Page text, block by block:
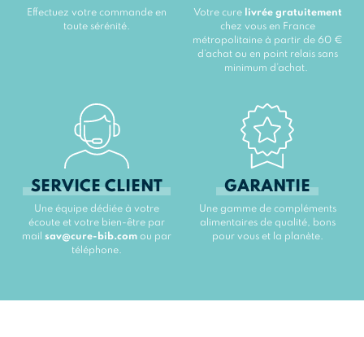
Effectuez votre commande en
toute sérénité.
Votre cure
livrée gratuitement
chez vous en France
métropolitaine à partir de 60 €
d’achat ou en point relais sans
minimum d’achat.
SERVICE CLIENT
Une équipe dédiée à votre
écoute et votre bien-être par
mail sav@cure-bib.com ou par
téléphone.
GARANTIE
Une gamme de compléments
alimentaires de qualité, bons
pour vous et la planète.